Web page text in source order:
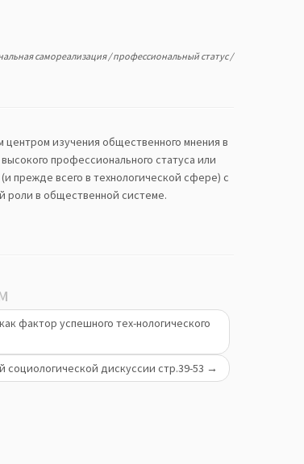
самореализация/профессиональный статус/
изучения общественного мнения в
профессионального статуса или
прежде всего в технологической сфере) с
роли в общественной системе.
фактор успешного тех-нологического
дискуссии стр.39-53 →